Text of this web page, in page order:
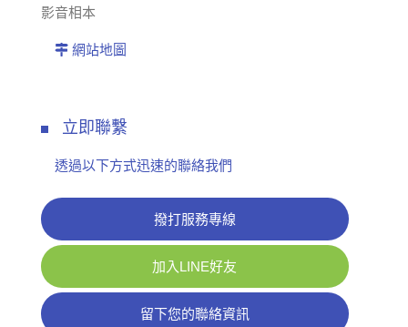
影音相本
網站地圖
立即聯繫
透過以下方式迅速的聯絡我們
撥打服務專線
加入LINE好友
留下您的聯絡資訊